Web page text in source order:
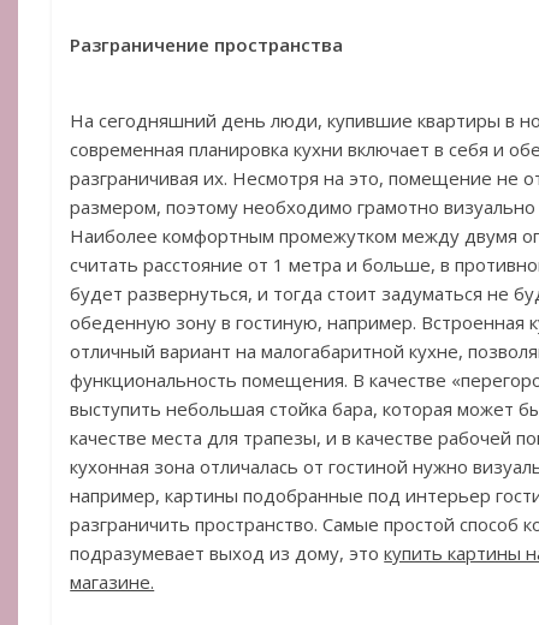
Разграничение пространства
На сегодняшний день люди, купившие квартиры в
современная планировка кухни включает в себя и
разграничивая их. Несмотря на это, помещение не
размером, поэтому необходимо грамотно
Наиболее комфортным промежутком между двумя
считать расстояние от 1 метра и больше, в
будет развернуться, и тогда стоит задуматься не
обеденную зону в гостиную, например. Встроенная
отличный вариант на малогабаритной кухне,
функциональность помещения. В качестве
выступить небольшая стойка бара, которая может
качестве места для трапезы, и в качестве рабочей
кухонная зона отличалась от гостиной нужно
например, картины подобранные под интерьер
разграничить пространство. Самые простой способ
подразумевает выход из дому, этокупить картины
магазине.